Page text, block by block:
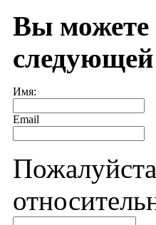
Вы можете
Имя:
Email